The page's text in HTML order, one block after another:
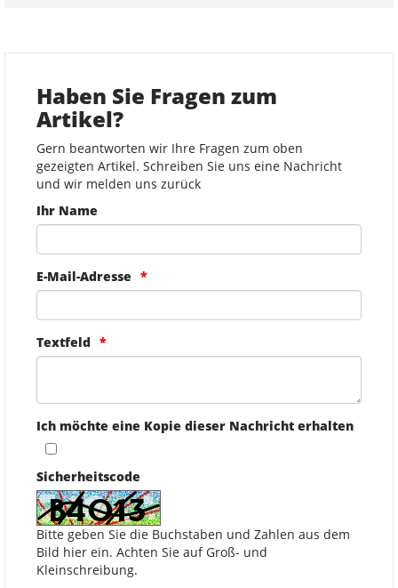
Haben Sie Fragen zum
Artikel?
Gern beantworten wir Ihre Fragen zum oben
gezeigten Artikel. Schreiben Sie uns eine Nachricht
und wir melden uns zurück
Ihr Name
E-Mail-Adresse
Textfeld
Ich möchte eine Kopie dieser Nachricht erhalten
Sicherheitscode
Bitte geben Sie die Buchstaben und Zahlen aus dem
Bild hier ein. Achten Sie auf Groß- und
Kleinschreibung.